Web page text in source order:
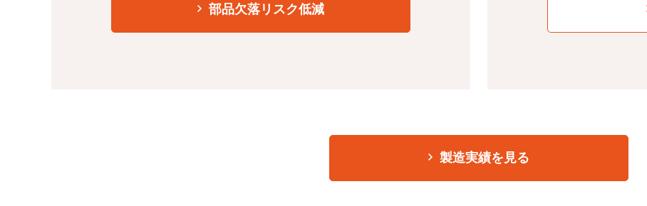
部品欠落リスク低減
製造実績を見る